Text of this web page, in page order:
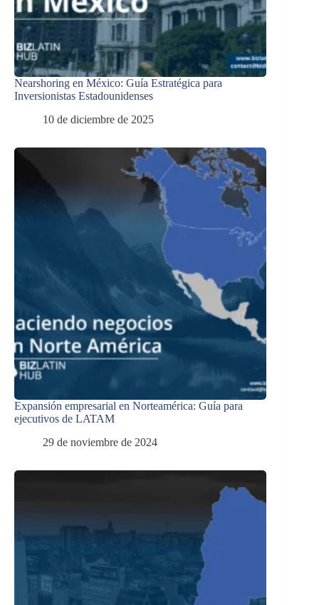
Nearshoring en México: Guía Estratégica para
Inversionistas Estadounidenses
10 de diciembre de 2025
Expansión empresarial en Norteamérica: Guía para
ejecutivos de LATAM
29 de noviembre de 2024